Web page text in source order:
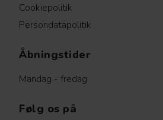
Cookiepolitik
Persondatapolitik
Åbningstider
Mandag - fredag
Følg os på